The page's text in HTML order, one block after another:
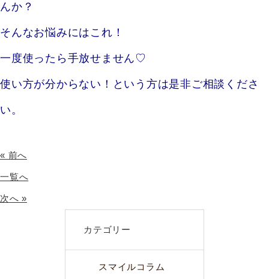
んか？
そんなお悩みにはこれ！
一度使ったら手放せません♡
使い方が分からない！という方は是非ご相談くださ
い。
« 前へ
一覧へ
次へ »
カテゴリー
スマイルコラム